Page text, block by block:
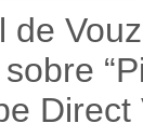
de